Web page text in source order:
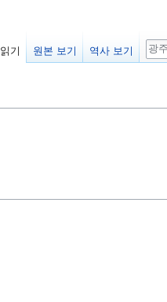
읽기 원본 보기 역사 보기
검
색